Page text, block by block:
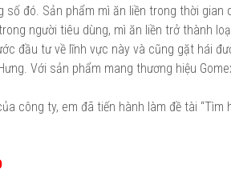
số đó. Sản phẩm mì ăn liền trong thời
người tiêu dùng, mì ăn liền trở thành
đầu tư về lĩnh vực này và cũng gặt hái
Với sản phẩm mang thương hiệu
công ty, em đã tiến hành làm đề tài